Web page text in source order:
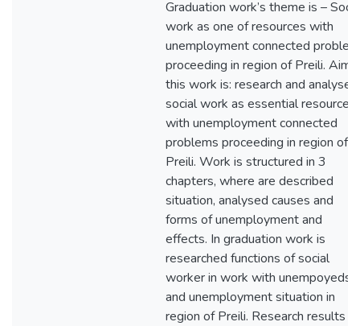
Graduation work’s theme is –
work as one of resources with
unemployment connected
proceeding in region of Preili. Aim
this work is: research and analyse
social work as essential resource
with unemployment connected
problems proceeding in region of
Preili. Work is structured in 3
chapters, where are described
situation, analysed causes and
forms of unemployment and
effects. In graduation work is
researched functions of social
worker in work with unempoyeds
and unemployment situation in
region of Preili. Research results